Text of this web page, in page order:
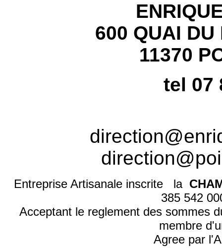
600 QUAI DU
11370
tel 07
Entreprise Artisanale inscrite la
385 542
Acceptant le reglement des sommes
membre
Agree par